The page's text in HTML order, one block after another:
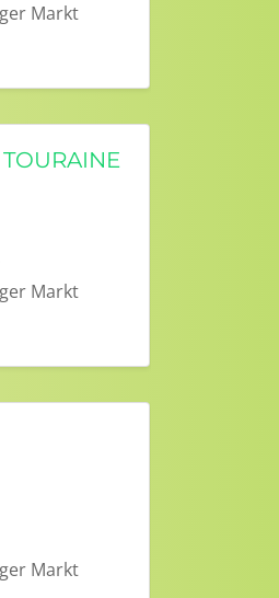
Markt
Markt
Markt